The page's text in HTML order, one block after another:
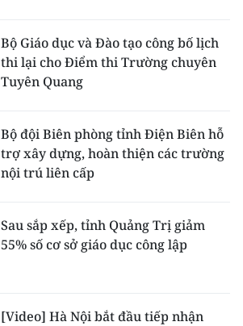
Bộ Giáo dục và Đào tạo công bố lịch
thi lại cho Điểm thi Trường chuyên
Tuyên Quang
Bộ đội Biên phòng tỉnh Điện Biên hỗ
trợ xây dựng, hoàn thiện các trường
nội trú liên cấp
Sau sắp xếp, tỉnh Quảng Trị giảm
55% số cơ sở giáo dục công lập
[Video] Hà Nội bắt đầu tiếp nhận